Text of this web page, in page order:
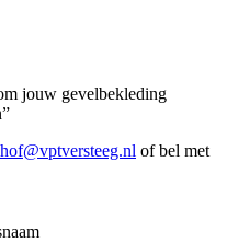
jouw gevelbekleding
of bel met